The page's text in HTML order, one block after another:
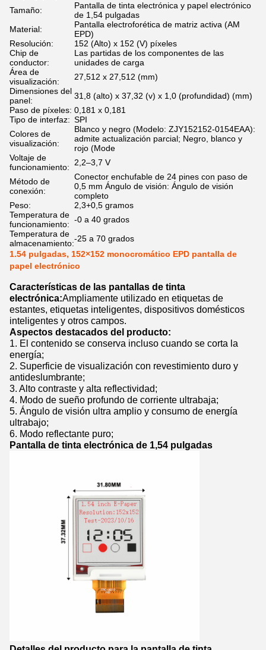
Tamaño:
Pantalla de tinta electrónica y papel electrónico
de 1,54 pulgadas
Material:
Pantalla electroforética de matriz activa (AM
EPD)
Resolución:
152 (Alto) x 152 (V) píxeles
Chip de
conductor:
Las partidas de los componentes de las
unidades de carga
Área de
visualización:
27,512 x 27,512 (mm)
Dimensiones del
panel:
31,8 (alto) x 37,32 (v) x 1,0 (profundidad) (mm)
Paso de píxeles: 0,181 x 0,181
Tipo de interfaz: SPI
Colores de
visualización:
Blanco y negro (Modelo: ZJY152152-0154EAA):
admite actualización parcial; Negro, blanco y
rojo (Mode
Voltaje de
funcionamiento:
2,2–3,7 V
Método de
conexión:
Conector enchufable de 24 pines con paso de
0,5 mm Ángulo de visión: Ángulo de visión
completo
Peso:
2,3+0,5 gramos
Temperatura de
funcionamiento: -0 a 40 grados
Temperatura de
almacenamiento:-25 a 70 grados
1.54 pulgadas, 152×152 monocromático EPD pantalla de
papel electrónico
Características de las pantallas de tinta
electrónica:Ampliamente utilizado en etiquetas de
estantes, etiquetas inteligentes, dispositivos domésticos
inteligentes y otros campos.
Aspectos destacados del producto:
1. El contenido se conserva incluso cuando se corta la
energía;
2. Superficie de visualización con revestimiento duro y
antideslumbrante;
3. Alto contraste y alta reflectividad;
4. Modo de sueño profundo de corriente ultrabaja;
5. Ángulo de visión ultra amplio y consumo de energía
ultrabajo;
6. Modo reflectante puro;
Pantalla de tinta electrónica de 1,54 pulgadas